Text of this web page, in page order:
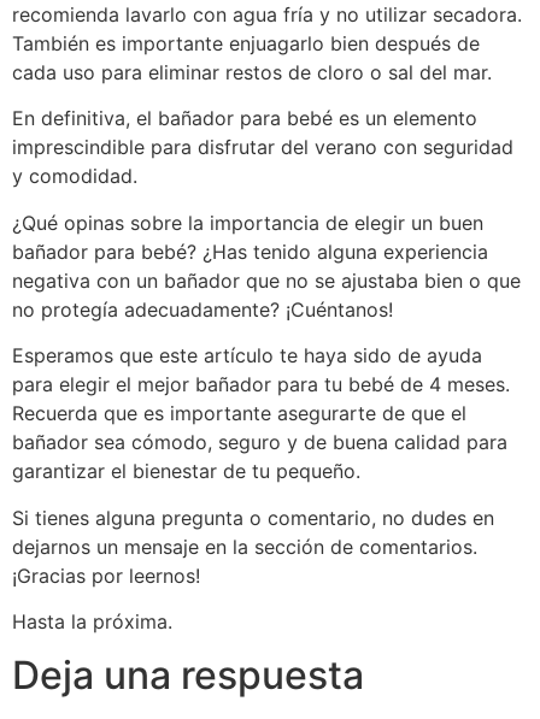
recomienda lavarlo con agua fría y no utilizar secadora.
También es importante enjuagarlo bien después de
cada uso para eliminar restos de cloro o sal del mar.
En definitiva, el bañador para bebé es un elemento
imprescindible para disfrutar del verano con seguridad
y comodidad.
¿Qué opinas sobre la importancia de elegir un buen
bañador para bebé? ¿Has tenido alguna experiencia
negativa con un bañador que no se ajustaba bien o que
no protegía adecuadamente? ¡Cuéntanos!
Esperamos que este artículo te haya sido de ayuda
para elegir el mejor bañador para tu bebé de 4 meses.
Recuerda que es importante asegurarte de que el
bañador sea cómodo, seguro y de buena calidad para
garantizar el bienestar de tu pequeño.
Si tienes alguna pregunta o comentario, no dudes en
dejarnos un mensaje en la sección de comentarios.
¡Gracias por leernos!
Hasta la próxima.
Deja una respuesta